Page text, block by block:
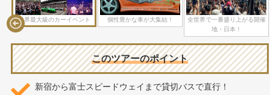
世界最大級のカーイベント 個性豊かな車が大集結！
全世界で一番盛り上がる開催
地・日本！
このツアーのポイント
新宿から富士スピードウェイまで貸切バスで直行！